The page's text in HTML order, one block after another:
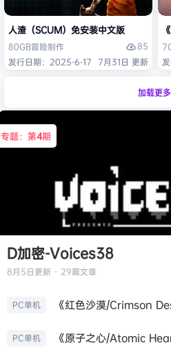
人渣（SCUM）免安装中文版
80GB冒险制作
85
发行日期：2025-6-17 7月31日 更新
加载更多
专题：第4期
D加密-Voices38
8月5日更新 · 29篇文章
PC单机 《红色沙漠/Crimson
PC单机 《原子之心/Atomic